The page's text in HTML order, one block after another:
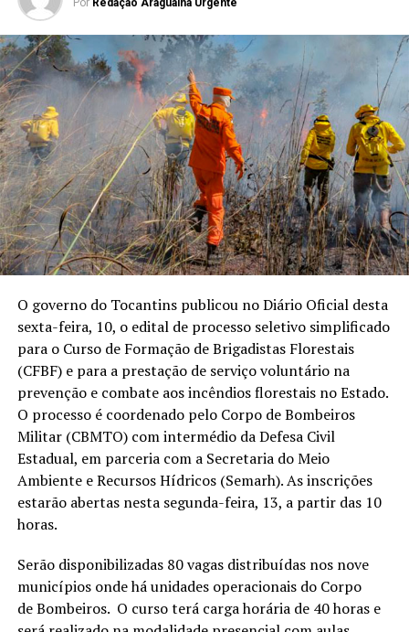
Por Redação Araguaina Urgente
O governo do Tocantins publicou no Diário Oficial desta
sexta-feira, 10, o edital de processo seletivo simplificado
para o Curso de Formação de Brigadistas Florestais
(CFBF) e para a prestação de serviço voluntário na
prevenção e combate aos incêndios florestais no Estado.
O processo é coordenado pelo Corpo de Bombeiros
Militar (CBMTO) com intermédio da Defesa Civil
Estadual, em parceria com a Secretaria do Meio
Ambiente e Recursos Hídricos (Semarh). As inscrições
estarão abertas nesta segunda-feira, 13, a partir das 10
horas.
Serão disponibilizadas 80 vagas distribuídas nos nove
municípios onde há unidades operacionais do Corpo
de Bombeiros. O curso terá carga horária de 40 horas e